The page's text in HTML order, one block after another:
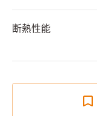
断熱性能